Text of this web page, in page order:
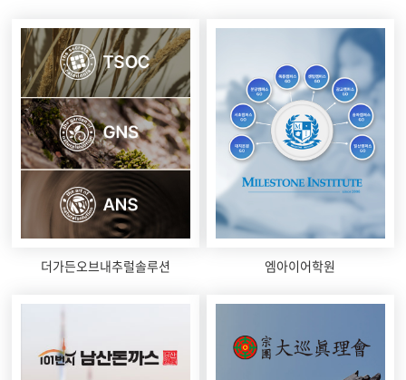
더가든오브내추럴솔루션 엠아이어학원